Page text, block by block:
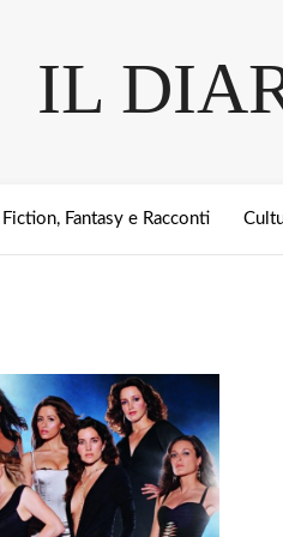
IL
Fiction, Fantasy e Racconti